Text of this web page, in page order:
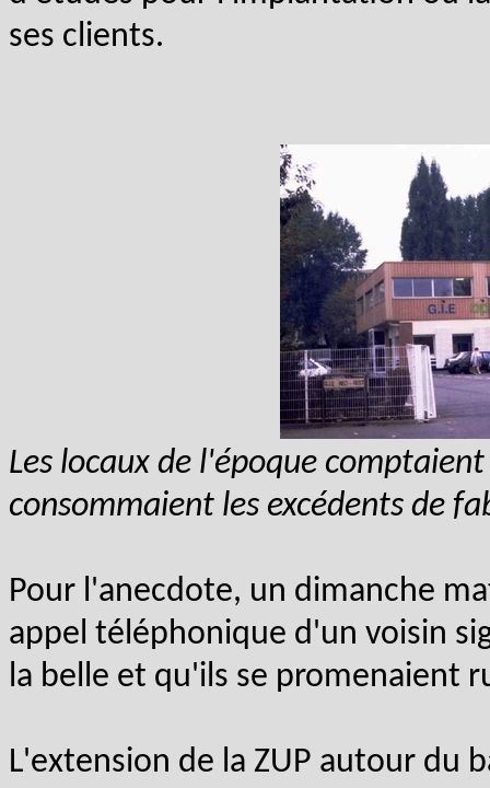
ses clients.
Les locaux de l'époque
consommaient les excédents de
Pour l'anecdote, un dimanche
appel téléphonique d'un voisin
la belle et qu'ils se promenaient
L'extension de la ZUP autour du